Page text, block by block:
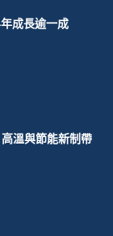
成長逾一成
溫與節能新制帶